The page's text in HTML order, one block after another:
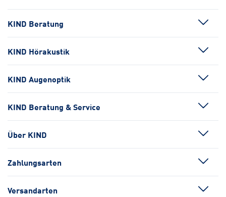
KIND Beratung
KIND Hörakustik
KIND Augenoptik
KIND Beratung & Service
Über KIND
Zahlungsarten
Versandarten